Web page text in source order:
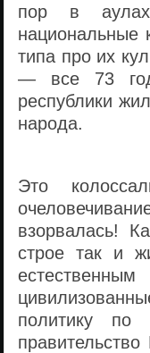
пор в
национальные
типа про их
— все 73
республики
народа.
Это
взорвалась!
строе так и
политику по